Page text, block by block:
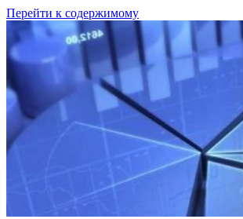
Перейти к содержимому